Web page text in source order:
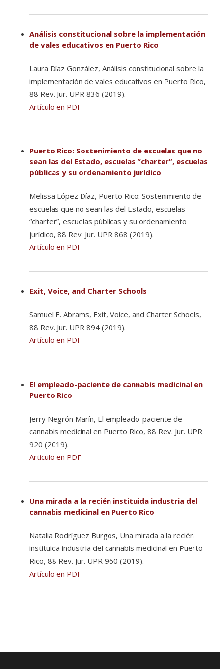
Análisis constitucional sobre la implementación
de vales educativos en Puerto Rico
Laura Díaz González, Análisis constitucional sobre la
implementación de vales educativos en Puerto Rico,
88 Rev. Jur. UPR 836 (2019).
Artículo en PDF
Puerto Rico: Sostenimiento de escuelas que no
sean las del Estado, escuelas “charter”, escuelas
públicas y su ordenamiento jurídico
Melissa López Díaz, Puerto Rico: Sostenimiento de
escuelas que no sean las del Estado, escuelas
“charter”, escuelas públicas y su ordenamiento
jurídico, 88 Rev. Jur. UPR 868 (2019).
Artículo en PDF
Exit, Voice, and Charter Schools
Samuel E. Abrams, Exit, Voice, and Charter Schools,
88 Rev. Jur. UPR 894 (2019).
Artículo en PDF
El empleado-paciente de cannabis medicinal en
Puerto Rico
Jerry Negrón Marín, El empleado-paciente de
cannabis medicinal en Puerto Rico, 88 Rev. Jur. UPR
920 (2019).
Artículo en PDF
Una mirada a la recién instituida industria del
cannabis medicinal en Puerto Rico
Natalia Rodríguez Burgos, Una mirada a la recién
instituida industria del cannabis medicinal en Puerto
Rico, 88 Rev. Jur. UPR 960 (2019).
Artículo en PDF